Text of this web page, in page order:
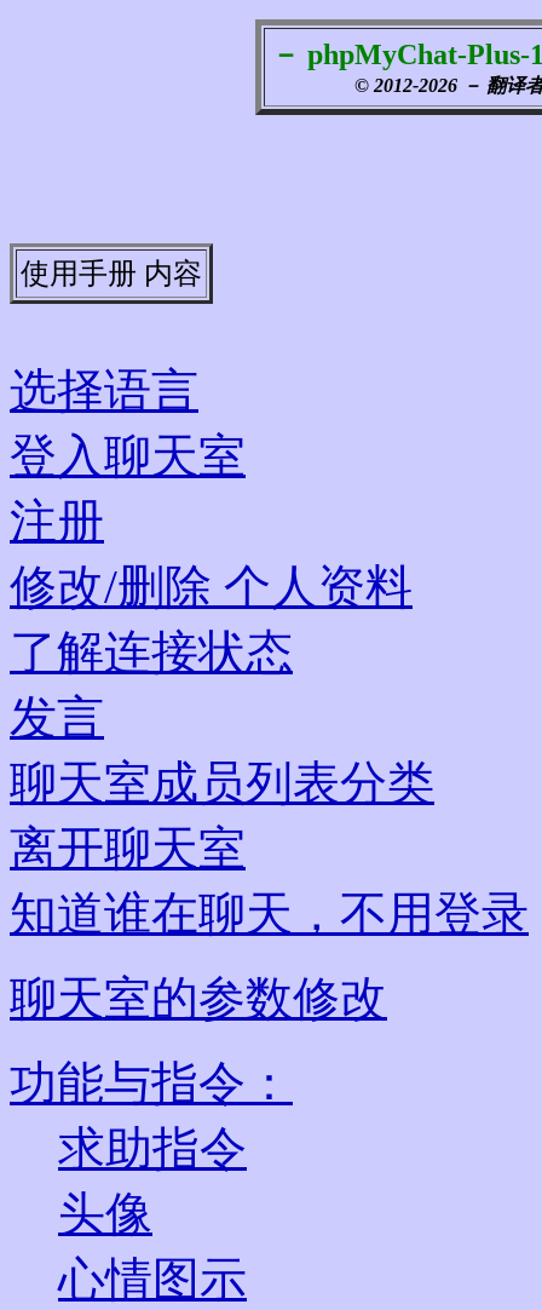
－ phpMyChat-
© 2012-2026 － 翻译
使用手册 内容
选择语言
登入聊天室
注册
修改/删除 个人资料
了解连接状态
发言
聊天室成员列表分类
离开聊天室
知道谁在聊天，不用登录
聊天室的参数修改
功能与指令：
求助指令
头像
心情图示